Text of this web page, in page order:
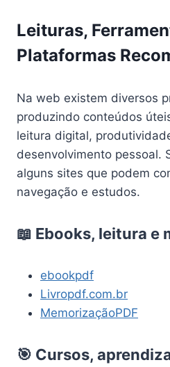
Leituras,
Plataformas
Na web existem diversos
produzindo conteúdos
leitura digital,
desenvolvimento pessoal.
alguns sites que podem
navegação e estudos.
📖 Ebooks, leitura e
ebookpdf
Livropdf.com.br
MemorizaçãoPDF
🎯 Cursos,